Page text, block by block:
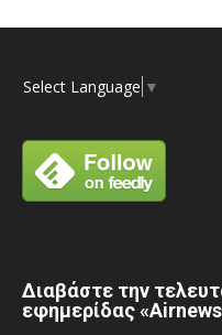
Select Language ▼
Διαβάστε την
εφημερίδας